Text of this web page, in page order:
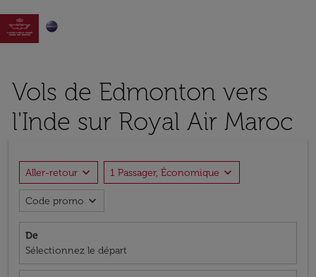

Vols de Edmonton vers
l'Inde sur Royal Air Maroc
Aller-retour expand_more 1 Passager, Économique expand_more
Code promo expand_more
De
Sélectionnez le départ